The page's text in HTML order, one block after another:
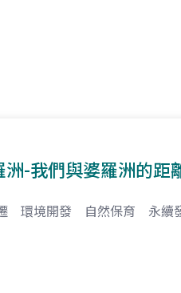
洲-我們與婆羅洲的距
環境開發 自然保育 永續